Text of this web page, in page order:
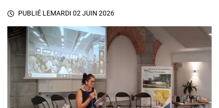
PUBLIÉ LEMARDI 02 JUIN 2026